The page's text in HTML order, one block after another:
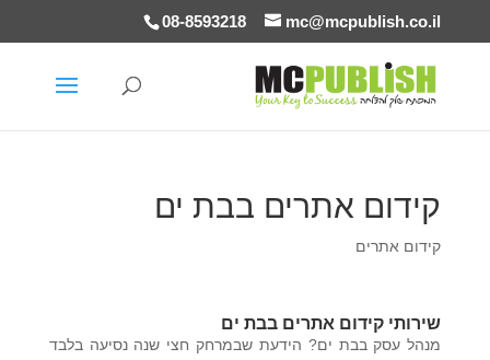
08-8593218 mc@mcpublish.co.il
קידום אתרים בבת ים
קידום אתרים
שירותי קידום אתרים בבת ים
מנהל עסק בבת ים? הידעת שבמרחק חצי שנה נסיעה בלבד